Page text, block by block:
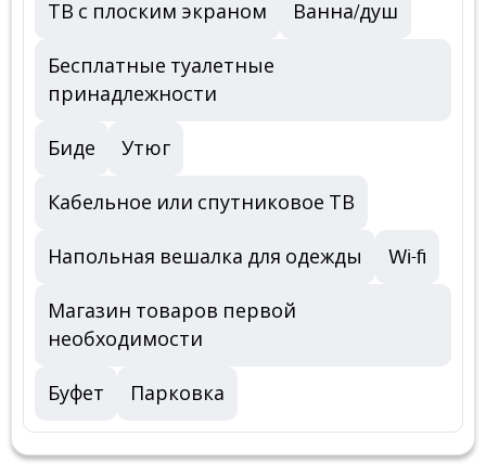
ТВ с плоским экраном Ванна/душ
Бесплатные туалетные
принадлежности
Биде Утюг
Кабельное или спутниковое ТВ
Напольная вешалка для одежды Wi-fi
Магазин товаров первой
необходимости
Буфет Парковка